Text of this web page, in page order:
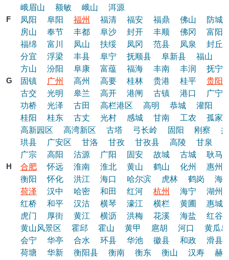
峨眉山
额敏 峨山
洱源
F
凤阳 阜阳 福州 福清 福安 福鼎 佛山
防城
房山
奉节 丰都 阜沙 封开 丰顺 佛冈
富阳
福绵
富川 凤山 扶绥 凤冈 范县 凤泉
封丘
分宜
浮梁 丰县 阜宁 抚顺县 阜新县 福山
方山
汾阳 阜康 富蕴 福海 丰南 丰润
抚宁
G
固镇 广州 高州 高要 桂林 贵港 桂平
贵阳
古交
光明 皋兰 高开 港闸 古镇 港口
广宁
功桥
光泽 古田 高栏港区 高明 恭城 灌阳
桂阳
桂东 古丈 光村 感城 甘南 工农
孤家
高新园区
高湾新区 古塔 弓长岭 固阳 刚察
珙县
广安区 甘洛 甘孜 甘孜县 高陵 甘泉
广宗
高阳 沽源 广阳 固安 故城 古城
耿马
H
合肥 怀远 淮南 淮北 黄山 鹤山 化州
惠州
衡阳
怀化 洪江 海口 哈尔滨 虎林 鹤岗
海
荷泽
汉中 哈密 和田 红河 杭州 海宁
湖州
红桥
和平 汉沽 横琴 濠江 横栏 黄圃
惠城
虎门
厚街 黄江 横沥 洪梅 花溪 海盐
红谷
黄山风景区
霍邱 霍山 黄甲 扈胡 河口
黄瓜岛
会宁
华亭 合水 环县 华池 徽县 和政
滑县
荷塘
华新 衡阳县 衡南 衡东 衡山 汉寿
赫